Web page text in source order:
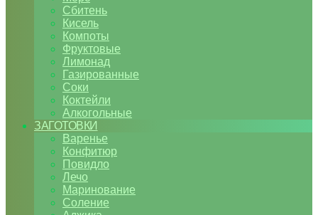
Сбитень
Кисель
Компоты
Фруктовые
Лимонад
Газированные
Соки
Коктейли
Алкогольные
ЗАГОТОВКИ
Варенье
Конфитюр
Повидло
Лечо
Маринование
Соление